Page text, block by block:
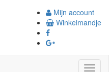
Mijn account
Winkelmandje